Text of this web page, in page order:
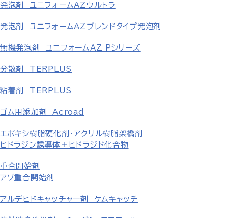
発泡剤 ユニフォームAZウルトラ
発泡剤 ユニフォームAZブレンドタイプ発泡剤
無機発泡剤 ユニフォームAZ Pシリーズ
分散剤 TERPLUS
粘着剤 TERPLUS
ゴム用添加剤 Acroad
エポキシ樹脂硬化剤・アクリル樹脂架橋剤
ヒドラジン誘導体＋ヒドラジド化合物
重合開始剤
アゾ重合開始剤
アルデヒドキャッチャー剤 ケムキャッチ